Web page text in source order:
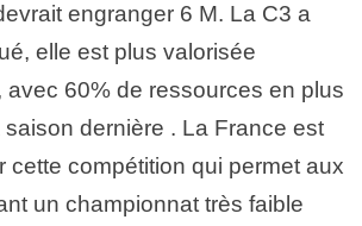
engranger 6 M. La C3 a
elle est plus valorisée
avec 60% de ressources en plus
saison dernière . La France est
cette compétition qui permet aux
un championnat très faible